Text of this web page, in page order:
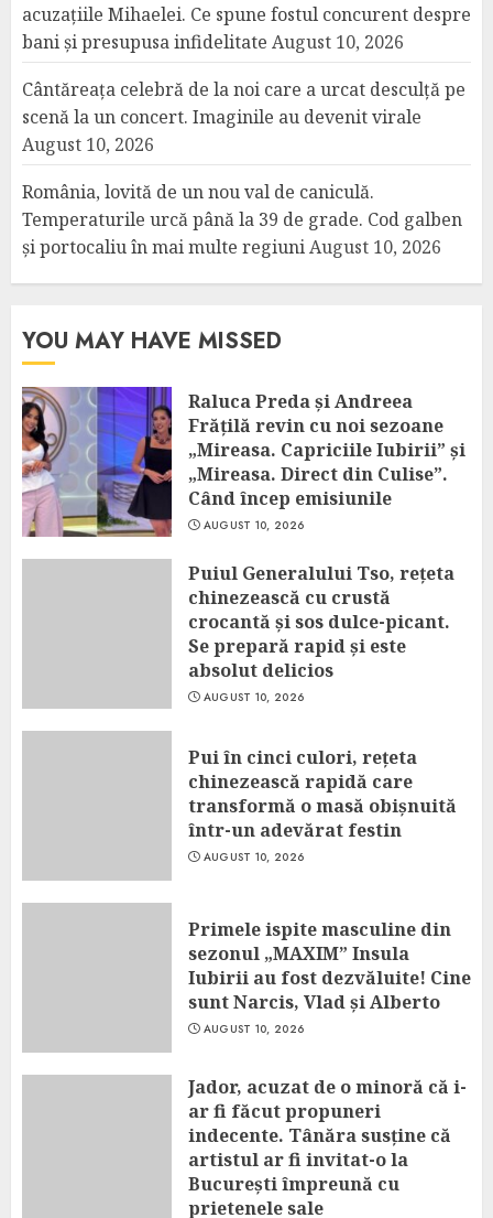
acuzațiile Mihaelei. Ce spune fostul concurent despre
bani și presupusa infidelitate August 10, 2026
Cântăreața celebră de la noi care a urcat desculță pe
scenă la un concert. Imaginile au devenit virale
August 10, 2026
România, lovită de un nou val de caniculă.
Temperaturile urcă până la 39 de grade. Cod galben
și portocaliu în mai multe regiuniAugust 10, 2026
YOU MAY HAVE MISSED
Raluca Preda și Andreea
Frățilă revin cu noi sezoane
„Mireasa. Capriciile Iubirii” și
„Mireasa. Direct din Culise”.
Când încep emisiunile
AUGUST 10, 2026
Puiul Generalului Tso, rețeta
chinezească cu crustă
crocantă și sos dulce-picant.
Se prepară rapid și este
absolut delicios
AUGUST 10, 2026
Pui în cinci culori, rețeta
chinezească rapidă care
transformă o masă obișnuită
într-un adevărat festin
AUGUST 10, 2026
Primele ispite masculine din
sezonul „MAXIM” Insula
Iubirii au fost dezvăluite! Cine
sunt Narcis, Vlad și Alberto
AUGUST 10, 2026
Jador, acuzat de o minoră că i-
ar fi făcut propuneri
indecente. Tânăra susține că
artistul ar fi invitat-o la
București împreună cu
prietenele sale